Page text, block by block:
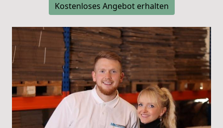
Kostenloses Angebot erhalten